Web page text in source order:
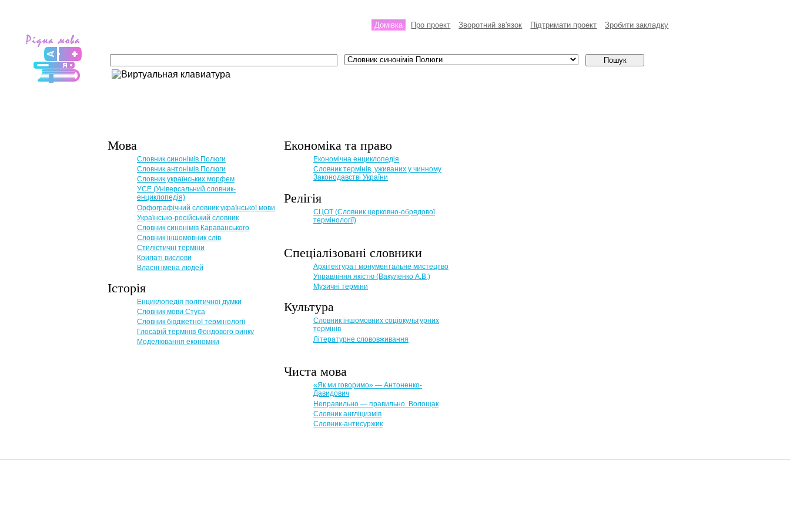
Домівка Про проект Зворотний зв'язок Пiдтримати проект Зробити закладку
Мова
Словник синонімів Полюги
Словник антонімів Полюги
Словник українських морфем
УСЕ (Універсальний словник-
енциклопедія)
Орфографічний словник української мови
Українсько-російський словник
Словник синонімів Караванського
Словник іншомовник слів
Стилістичні терміни
Крилаті вислови
Власні імена людей
Історія
Енциклопедія політичної думки
Словник мови Стуса
Словник бюджетної термінології
Глосарій термінів Фондового ринку
Моделювання економіки
Економіка та право
Eкономічна енциклопедія
Словник термінів, уживаних у чинному
Законодавстві України
Релігія
СЦОТ (Словник церковно-обрядової
термінології)
Спеціалізовані словники
Архітектура і монументальне мистецтво
Управління якістю (Вакуленко А.В.)
Музичні терміни
Культура
Словник іншомовних соціокультурних
термінів
Літературне слововживання
Чиста мова
«Як ми говоримо» — Антоненко-
Давидович
Неправильно — правильно. Волощак
Словник англіцизмів
Словник-антисуржик